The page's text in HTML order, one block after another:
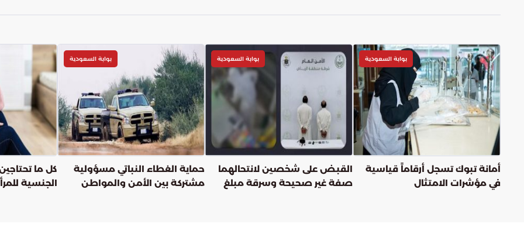
بوابة السعودية
أمانة تبوك تسجل أرقاماً قياسية
في مؤشرات الامتثال
بوابة السعودية
القبض على شخصين لانتحالهما
صفة غير صحيحة وسرقة مبلغ
بوابة السعودية
حماية الغطاء النباتي مسؤولية
مشتركة بين الأمن والمواطن
كل ما
الجنسية